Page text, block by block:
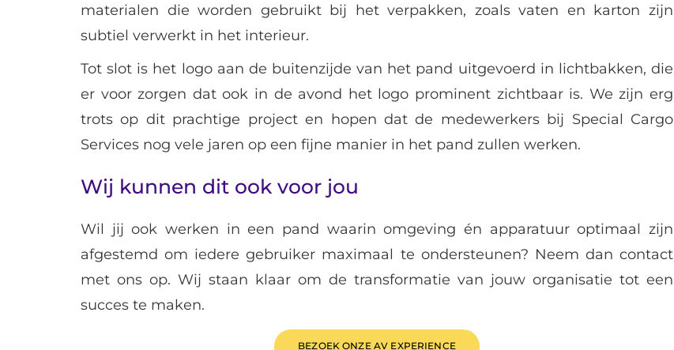
materialen die worden gebruikt bij het verpakken, zoals vaten en karton zijn
subtiel verwerkt in het interieur.
Tot slot is het logo aan de buitenzijde van het pand uitgevoerd in lichtbakken, die
er voor zorgen dat ook in de avond het logo prominent zichtbaar is. We zijn erg
trots op dit prachtige project en hopen dat de medewerkers bij Special Cargo
Services nog vele jaren op een fijne manier in het pand zullen werken.
Wij kunnen dit ook voor jou
Wil jij ook werken in een pand waarin omgeving én apparatuur optimaal zijn
afgestemd om iedere gebruiker maximaal te ondersteunen? Neem dan contact
met ons op. Wij staan klaar om de transformatie van jouw organisatie tot een
succes te maken.
BEZOEK ONZE AV EXPERIENCE